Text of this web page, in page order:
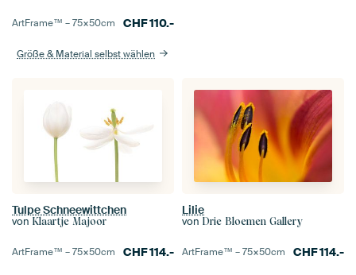
ArtFrame™ –75×50cm CHF110.-
Größe & Material selbst wählen
Tulpe Schneewittchen
von Klaartje Majoor
ArtFrame™ –75×50cm CHF114.-
Lilie
von Drie Bloemen Gallery
ArtFrame™ –75×50cm CHF114.-